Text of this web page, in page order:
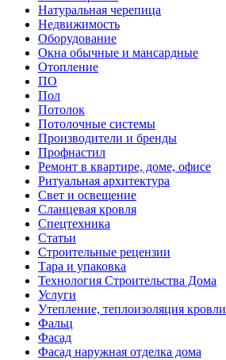
Натуральная черепица
Недвижимость
Оборудование
Окна обычные и мансардные
Отопление
ПО
Пол
Потолок
Потолочные системы
Производители и бренды
Профнастил
Ремонт в квартире, доме, офисе
Ритуальная архитектура
Свет и освещение
Сланцевая кровля
Спецтехника
Статьи
Строительные рецензии
Тара и упаковка
Технология Строительства Дома
Услуги
Утепление, теплоизоляция кровли
Фальц
Фасад
Фасад наружная отделка дома